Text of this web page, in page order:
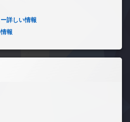
詳しい情報
報